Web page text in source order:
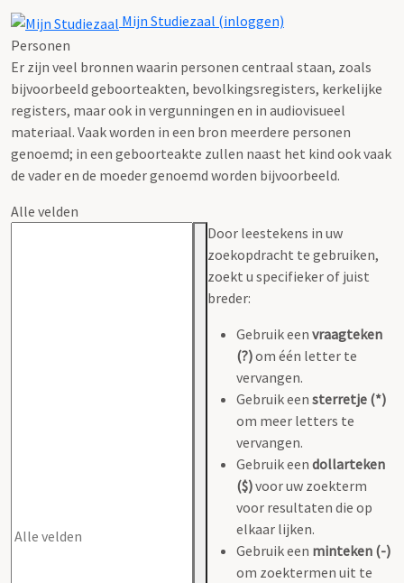
Mijn Studiezaal (inloggen)
Personen
Er zijn veel bronnen waarin personen centraal staan, zoals
bijvoorbeeld geboorteakten, bevolkingsregisters, kerkelijke
registers, maar ook in vergunningen en in audiovisueel
materiaal. Vaak worden in een bron meerdere personen
genoemd; in een geboorteakte zullen naast het kind ook vaak
de vader en de moeder genoemd worden bijvoorbeeld.
Alle velden
Door leestekens in uw
zoekopdracht te gebruiken,
zoekt u specifieker of juist
breder:
Gebruik een vraagteken
(?)om één letter te
vervangen.
Gebruik een sterretje (*)
om meer letters te
vervangen.
Gebruik een dollarteken
($)voor uw zoekterm
voor resultaten die op
elkaar lijken.
Gebruik een minteken (-)
om zoektermen uit te